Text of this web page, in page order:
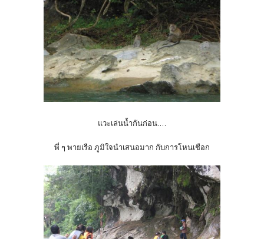
แวะเล่นน้ำกันก่อน....
พี่ ๆ พายเรือ ภูมิใจนำเสนอมาก กับการโหนเชือก